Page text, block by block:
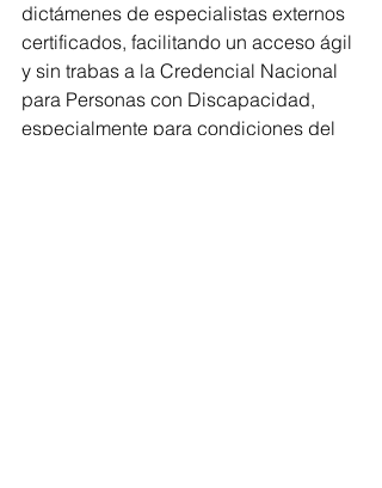
dictámenes de especialistas externos
certificados, facilitando un acceso ágil
y sin trabas a la Credencial Nacional
para Personas con Discapacidad,
especialmente para condiciones del